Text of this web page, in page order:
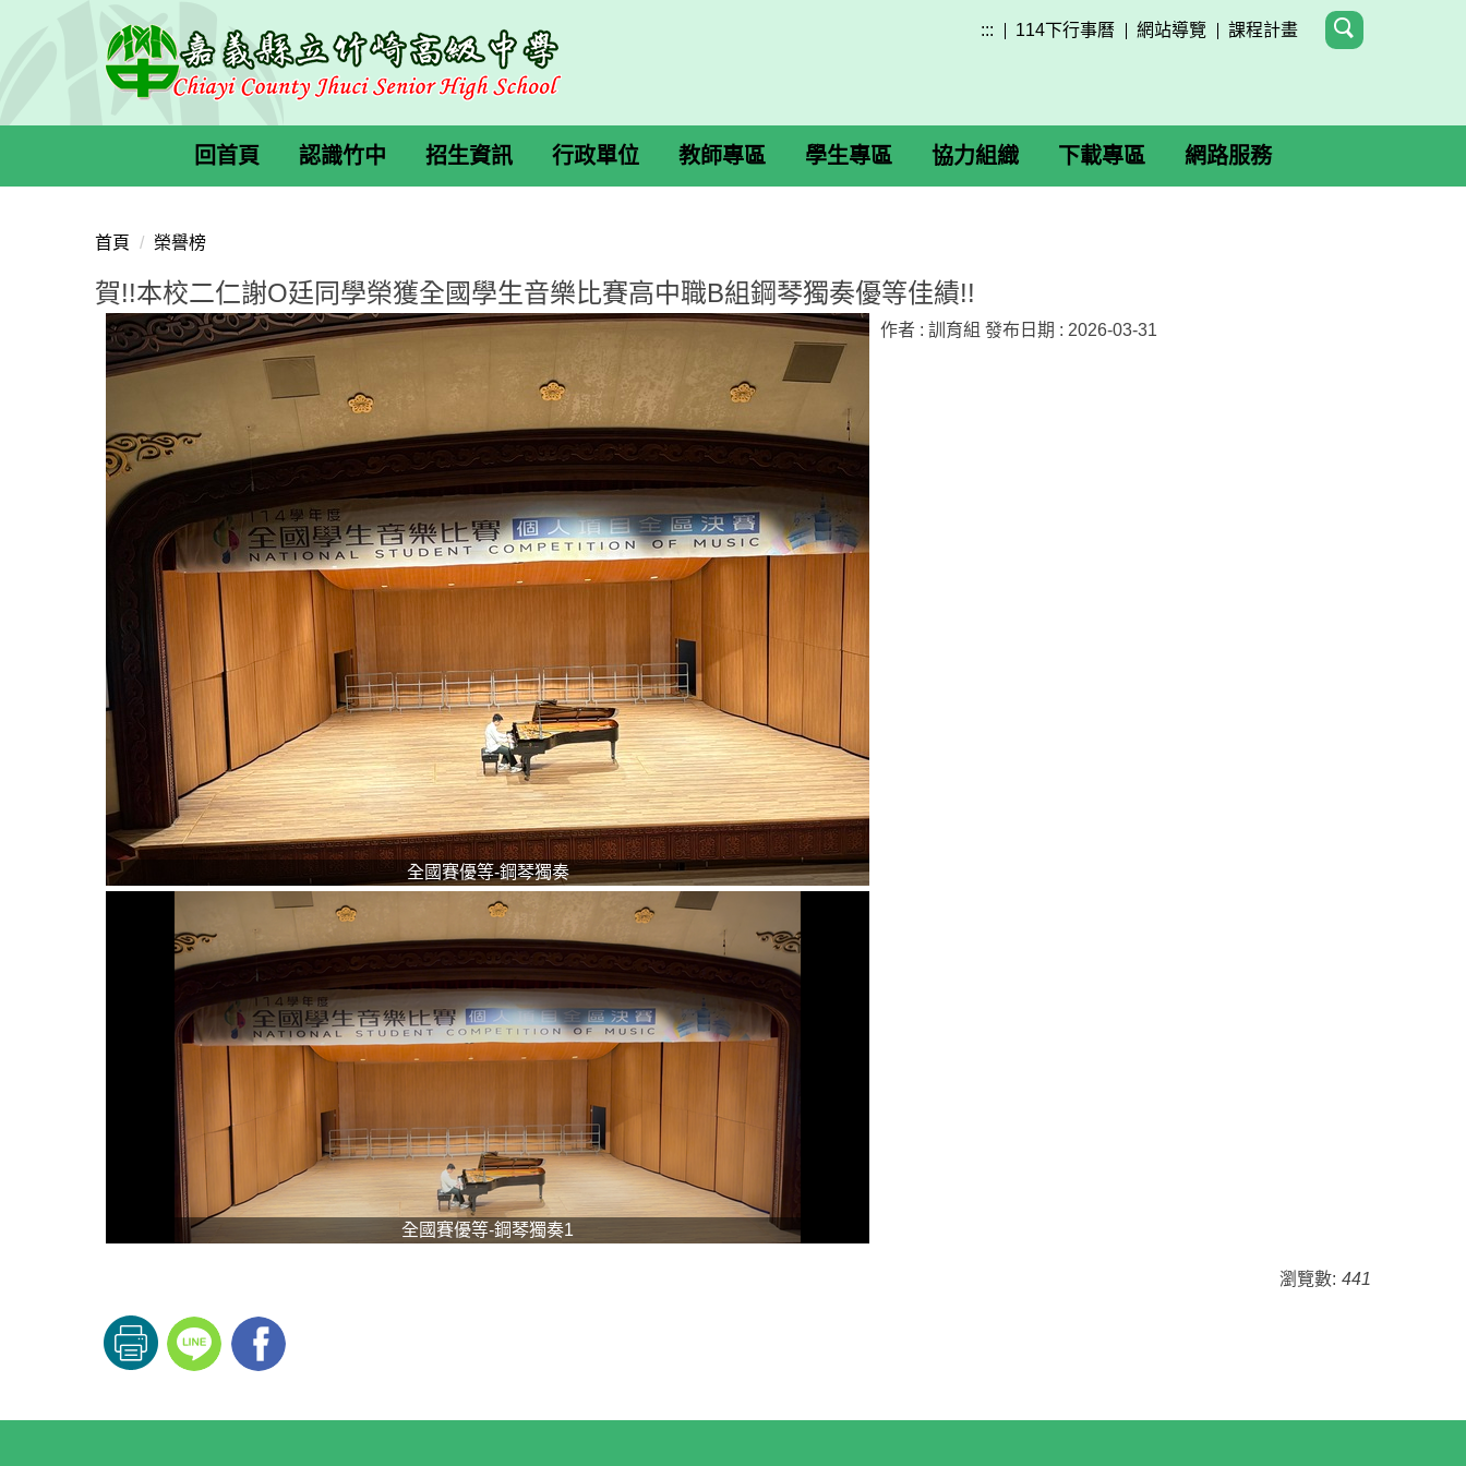
內
::: 114下行事曆 網站導覽 課程計畫
回首頁 認識竹中 招生資訊 行政單位 教師專區 學生專區 協力組織 下載專區 網路服務
首頁 榮譽榜
賀!!本校二仁謝O廷同學榮獲全國學生音樂比賽高中職B組鋼琴獨奏優等佳績!!
全國賽優等-鋼琴獨奏
全國賽優等-鋼琴獨奏1
作者 : 訓育組 發布日期 : 2026-03-31
瀏覽數: 441